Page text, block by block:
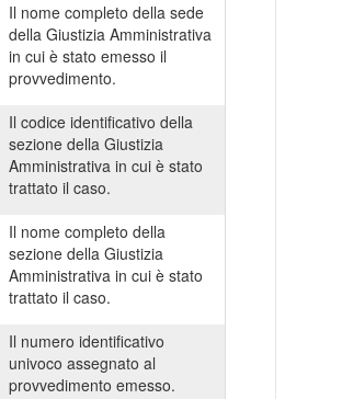
Il nome completo della sede
della Giustizia Amministrativa
in cui è stato emesso il
provvedimento.
Il codice identificativo della
sezione della Giustizia
Amministrativa in cui è stato
trattato il caso.
Il nome completo della
sezione della Giustizia
Amministrativa in cui è stato
trattato il caso.
Il numero identificativo
univoco assegnato al
provvedimento emesso.